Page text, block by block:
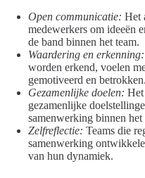
Open communicatie: Het
medewerkers om ideeën
de band binnen het team.
Waardering en erkenning:
worden erkend, voelen
gemotiveerd en betrokken.
Gezamenlijke doelen:
gezamenlijke
samenwerking binnen het
Zelfreflectie: Teams die
samenwerking
van hun dynamiek.